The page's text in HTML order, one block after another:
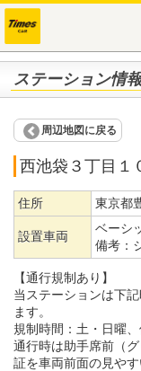
ステーション情
周辺地図に戻る
西池袋３丁目１
住所 東京都
設置車両
ベーシ
備考：
【通行規制あり】
当ステーションは下
ます。
規制時間：土・日曜
通行時は助手席前（
証を車両前面の見や